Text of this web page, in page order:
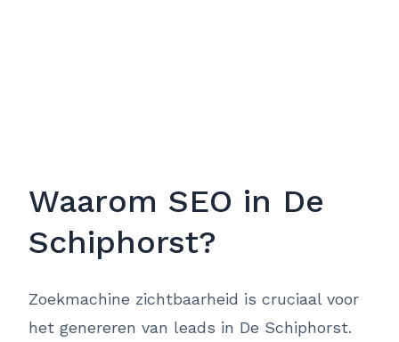
Waarom SEO in De
Schiphorst?
Zoekmachine zichtbaarheid is cruciaal voor
het genereren van leads in De Schiphorst.